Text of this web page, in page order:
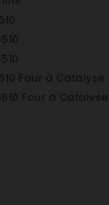
Four à Catalyse
Four à Catalyse
Four à Pyrolyse